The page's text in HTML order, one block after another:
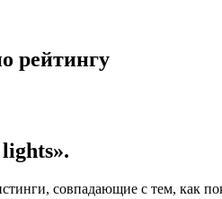
рейтингу
совпадающие с тем, как